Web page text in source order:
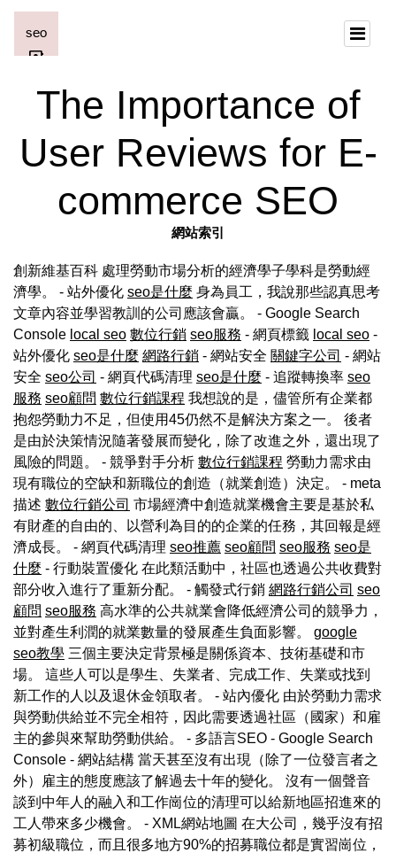
The Importance of
User Reviews for E-
commerce SEO
網站索引
創新維基百科 處理勞動市場分析的經濟學子學科是勞動經
濟學。 - 站外優化 seo是什麼 身為員工，我說那些認真思考
文章內容並學習教訓的公司應該會贏。 - Google Search
Console local seo 數位行銷 seo服務 - 網頁標籤 local seo -
站外優化 seo是什麼 網路行銷 - 網站安全 關鍵字公司 - 網站
安全 seo公司 - 網頁代碼清理 seo是什麼 - 追蹤轉換率 seo
服務 seo顧問 數位行銷課程 我想說的是，儘管所有企業都
抱怨勞動力不足，但使用45仍然不是解決方案之一。 後者
是由於決策情況隨著發展而變化，除了改進之外，還出現了
風險的問題。 - 競爭對手分析 數位行銷課程 勞動力需求由
現有職位的空缺和新職位的創造（就業創造）決定。 - meta
描述 數位行銷公司 市場經濟中創造就業機會主要是基於私
有財產的自由的、以營利為目的的企業的任務，其回報是經
濟成長。 - 網頁代碼清理 seo推薦 seo顧問 seo服務 seo是
什麼 - 行動裝置優化 在此類活動中，社區也透過公共收費對
部分收入進行了重新分配。 - 觸發式行銷 網路行銷公司 seo
顧問 seo服務 高水準的公共就業會降低經濟公司的競爭力，
並對產生利潤的就業數量的發展產生負面影響。 google
seo教學 三個主要決定背景極是關係資本、技術基礎和市
場。 這些人可以是學生、失業者、完成工作、失業或找到
新工作的人以及退休金領取者。 - 站內優化 由於勞動力需求
與勞動供給並不完全相符，因此需要透過社區（國家）和雇
主的參與來幫助勞動供給。 - 多語言SEO - Google Search
Console - 網站結構 當天甚至沒有出現（除了一位發言者之
外）雇主的態度應該了解過去十年的變化。 沒有一個聲音
談到中年人的融入和工作崗位的清理可以給新地區招進來的
工人帶來多少機會。 - XML網站地圖 在大公司，幾乎沒有招
募初級職位，而且很多地方90%的招募職位都是實習崗位，